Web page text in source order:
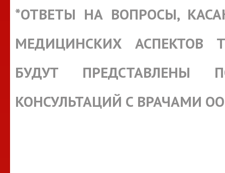
*ОТВЕТЫ НА ВОПРОСЫ,
МЕДИЦИНСКИХ АСПЕКТОВ
БУДУТ ПРЕДСТАВЛЕНЫ
КОНСУЛЬТАЦИЙ С ВРАЧАМИ